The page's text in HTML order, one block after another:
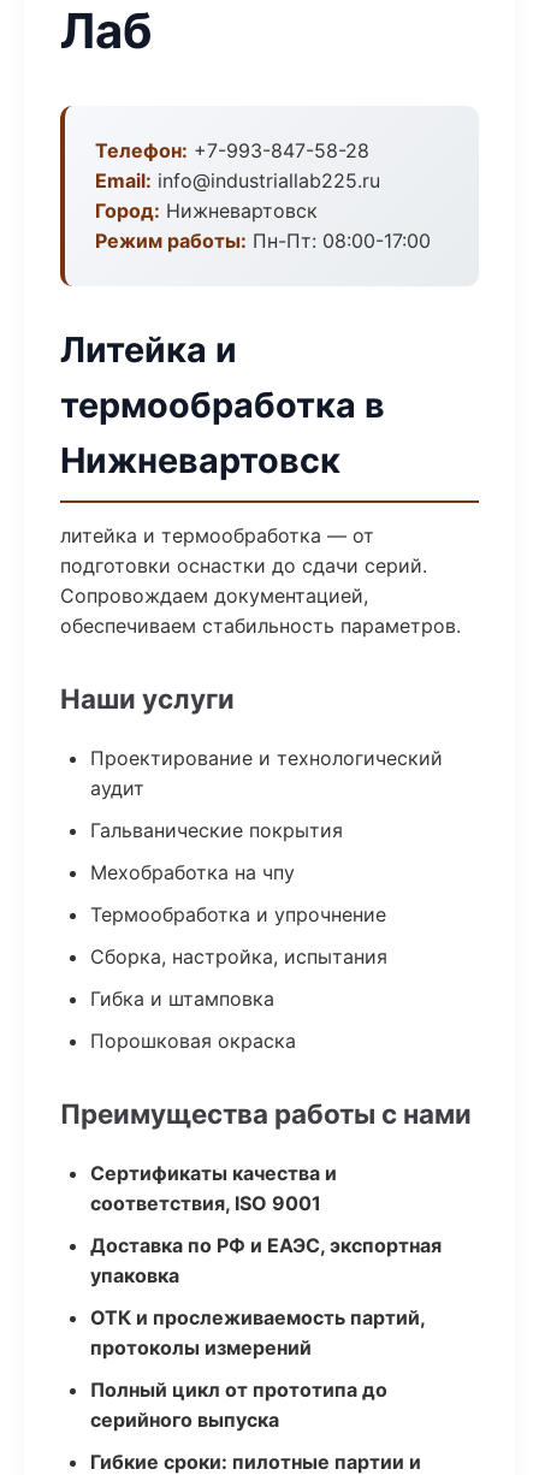
Лаб
Телефон: +7-993-847-58-28
Email: info@industriallab225.ru
Город: Нижневартовск
Режим работы: Пн-Пт: 08:00-17:00
Литейка и
термообработка в
Нижневартовск
литейка и термообработка — от
подготовки оснастки до сдачи серий.
Сопровождаем документацией,
обеспечиваем стабильность параметров.
Наши услуги
Проектирование и технологический
аудит
Гальванические покрытия
Мехобработка на чпу
Термообработка и упрочнение
Сборка, настройка, испытания
Гибка и штамповка
Порошковая окраска
Преимущества работы с нами
Сертификаты качества и
соответствия, ISO 9001
Доставка по РФ и ЕАЭС, экспортная
упаковка
ОТК и прослеживаемость партий,
протоколы измерений
Полный цикл от прототипа до
серийного выпуска
Гибкие сроки: пилотные партии и